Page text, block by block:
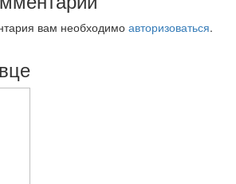
вам необходимо авторизоваться.